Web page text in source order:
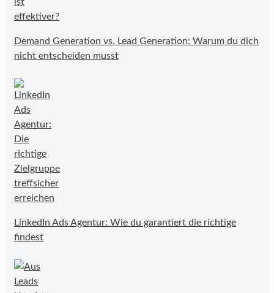
Demand Generation vs. Lead Generation: Warum du dich
nicht entscheiden musst
LinkedIn Ads Agentur: Wie du garantiert die richtige
findest